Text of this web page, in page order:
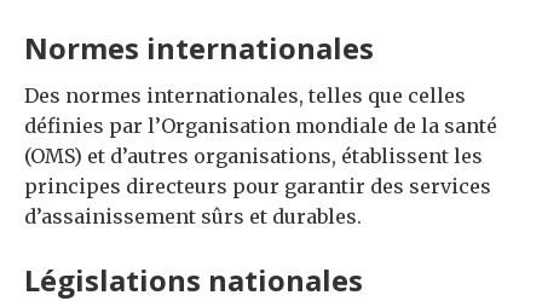
Normes internationales
Des normes internationales, telles que celles
définies par l’Organisation mondiale de la santé
(OMS) et d’autres organisations, établissent les
principes directeurs pour garantir des services
d’assainissement sûrs et durables.
Législations nationales